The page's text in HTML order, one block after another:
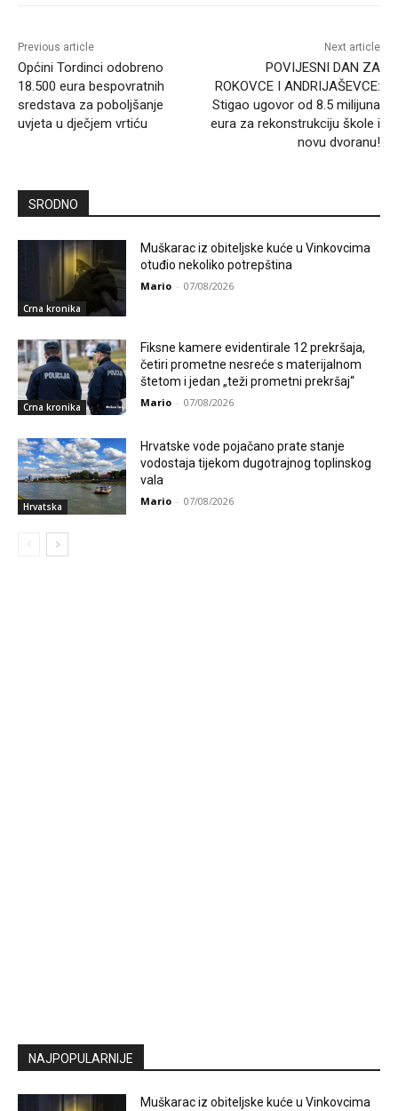
Previous article
Općini Tordinci odobreno
18.500 eura bespovratnih
sredstava za poboljšanje
uvjeta u dječjem vrtiću
Next article
POVIJESNI DAN ZA
ROKOVCE I ANDRIJAŠEVCE:
Stigao ugovor od 8.5 milijuna
eura za rekonstrukciju škole i
novu dvoranu!
SRODNO
Crna kronika
Muškarac iz obiteljske kuće u Vinkovcima
otuđio nekoliko potrepština
Mario - 07/08/2026
Crna kronika
Fiksne kamere evidentirale 12 prekršaja,
četiri prometne nesreće s materijalnom
štetom i jedan „teži prometni prekršaj“
Mario - 07/08/2026
Hrvatska
Hrvatske vode pojačano prate stanje
vodostaja tijekom dugotrajnog toplinskog
vala
Mario - 07/08/2026
NAJPOPULARNIJE
Muškarac iz obiteljske kuće u Vinkovcima